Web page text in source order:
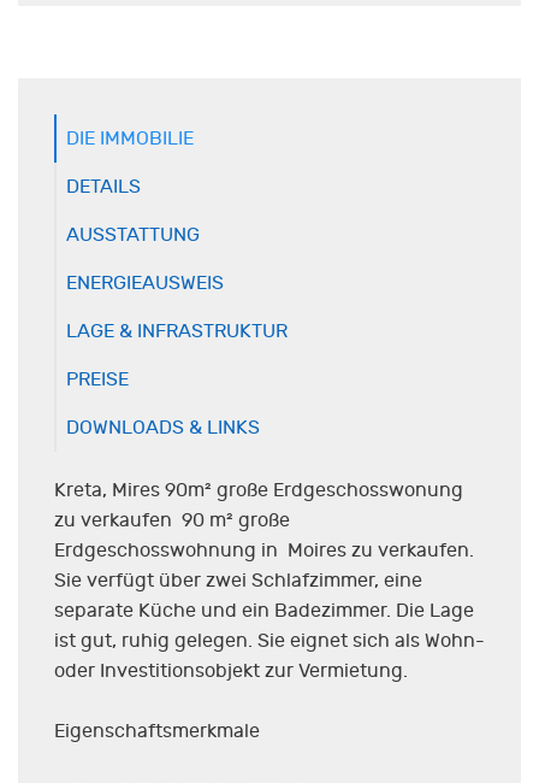
DIE IMMOBILIE
DETAILS
AUSSTATTUNG
ENERGIEAUSWEIS
LAGE & INFRASTRUKTUR
PREISE
DOWNLOADS & LINKS
Kreta, Mires 90m² große Erdgeschosswonung
zu verkaufen 90 m² große
Erdgeschosswohnung in Moires zu verkaufen.
Sie verfügt über zwei Schlafzimmer, eine
separate Küche und ein Badezimmer. Die Lage
ist gut, ruhig gelegen. Sie eignet sich als Wohn-
oder Investitionsobjekt zur Vermietung.
Eigenschaftsmerkmale